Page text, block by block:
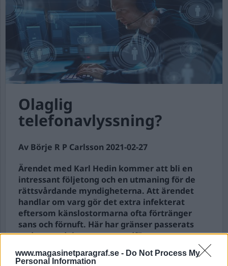
www.magasinetparagraf.se - Do Not Process My
Personal Information
Olaglig
telefonavlyssning?
Av Börje R P Carlsson 2021-02-27
Ärendet med Karl Hedin kommer att bli en
intressant följetong och en utmaning för de
rättsvårdande myndigheterna. Att ärendet
handlar om varg gör det extra infekterat
eftersom känslostormarna ofta förtränger
sans och förnuft. Här har gränser passerats
under utredningen som medför stora
svårigheter när det gäller, inte vad som är sant
eller ej för detta är oväsentligt i brottmål,